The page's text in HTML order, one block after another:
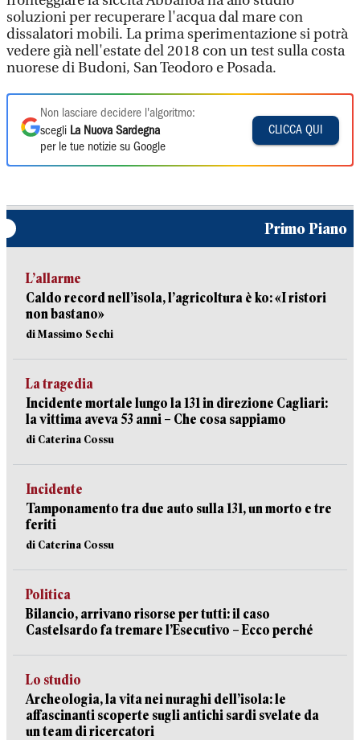
soluzioni per recuperare l'acqua dal mare con
dissalatori mobili. La prima sperimentazione si potrà
vedere già nell'estate del 2018 con un test sulla costa
nuorese di Budoni, San Teodoro e Posada.
Non lasciare decidere l'algoritmo:
scegli La Nuova Sardegna
per le tue notizie su Google
CLICCA QUI
Primo Piano
L’allarme
Caldo record nell’isola, l’agricoltura è ko: «I ristori
non bastano»
di Massimo Sechi
La tragedia
Incidente mortale lungo la 131 in direzione Cagliari:
la vittima aveva 53 anni – Che cosa sappiamo
di Caterina Cossu
Incidente
Tamponamento tra due auto sulla 131, un morto e tre
feriti
di Caterina Cossu
Politica
Bilancio, arrivano risorse per tutti: il caso
Castelsardo fa tremare l’Esecutivo – Ecco perché
Lo studio
Archeologia, la vita nei nuraghi dell’isola: le
affascinanti scoperte sugli antichi sardi svelate da
un team di ricercatori